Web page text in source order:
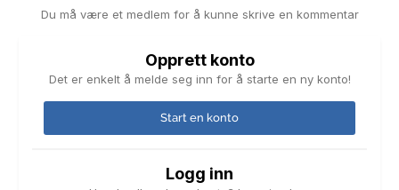
Du må være et medlem for å kunne skrive en kommentar
Opprett konto
Det er enkelt å melde seg inn for å starte en ny konto!
Start en konto
Logg inn